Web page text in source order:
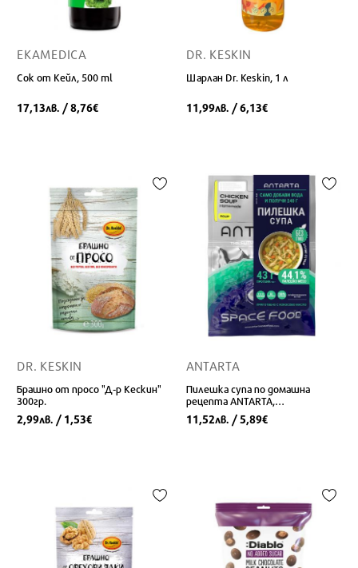
EKAMEDICA
Сок от Кейл, 500 ml
17,13лв. / 8,76€
DR. KESKIN
Шарлан Dr. Keskin, 1 л
11,99лв. / 6,13€
DR. KESKIN
Брашно от просо "Д-р Кескин"
300гр.
2,99лв. / 1,53€
ANTARTA
Пилешка супа по домашна
рецепта ANTARTA,
лиофилизирана, 30 гр./240 гр.
11,52лв. / 5,89€